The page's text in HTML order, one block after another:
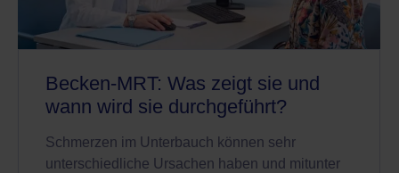
Becken-MRT: Was zeigt sie und
wann wird sie durchgeführt?
Schmerzen im Unterbauch können sehr
unterschiedliche Ursachen haben und mitunter